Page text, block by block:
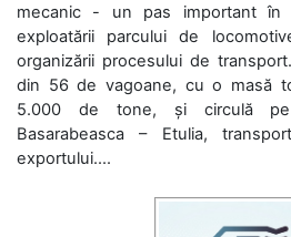
mecanic - un pas important în
exploatării parcului de
organizării procesului de
din 56 de vagoane, cu o masă
5.000 de tone, și circulă
Basarabeasca – Etulia,
exportului....